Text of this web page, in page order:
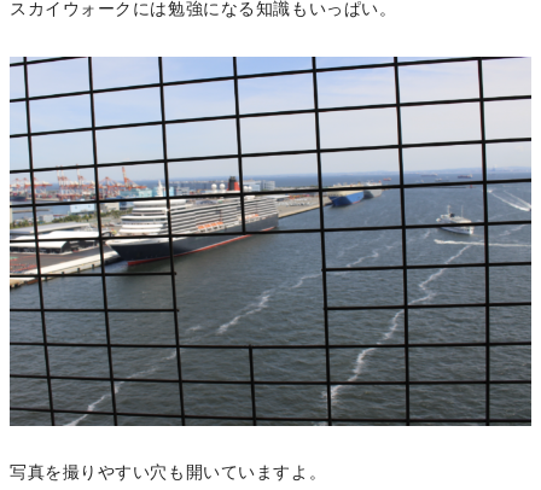
スカイウォークには勉強になる知識もいっぱい。
写真を撮りやすい穴も開いていますよ。